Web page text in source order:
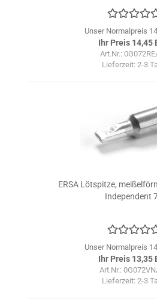
Unser Normalpreis
Ihr Preis 14,45
Art.Nr.:
Lieferzeit: 2-3
ERSA Lötspitze,
Independent
Unser Normalpreis
Ihr Preis 13,35
Art.Nr.:
Lieferzeit: 2-3